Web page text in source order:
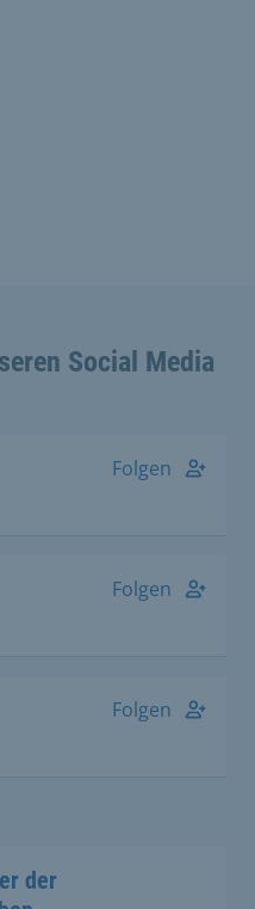
Social Media
Folgen
Folgen
Folgen
der